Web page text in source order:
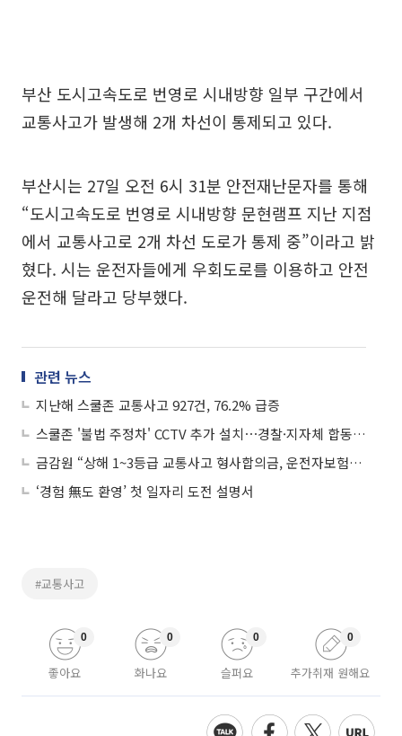
부산 도시고속도로 번영로 시내방향 일부 구간에서
교통사고가 발생해 2개 차선이 통제되고 있다.
부산시는 27일 오전 6시 31분 안전재난문자를 통해
“도시고속도로 번영로 시내방향 문현램프 지난 지점
에서 교통사고로 2개 차선 도로가 통제 중”이라고 밝
혔다. 시는 운전자들에게 우회도로를 이용하고 안전
운전해 달라고 당부했다.
관련 뉴스
지난해 스쿨존 교통사고 927건, 76.2% 급증
스쿨존 '불법 주정차' CCTV 추가 설치⋯경찰·지자체 합동 단속 확대
금감원 “상해 1~3등급 교통사고 형사합의금, 운전자보험서 지급해야”
‘경험 無도 환영’ 첫 일자리 도전 설명서
#교통사고
좋아요
0
화나요
0
슬퍼요
0
추가취재 원해요
0